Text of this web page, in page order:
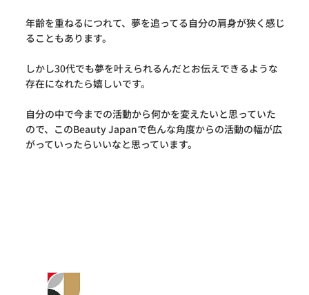
年齢を重ねるにつれて、夢を追ってる自分の肩身が狭く感じ
ることもあります。
しかし30代でも夢を叶えられるんだとお伝えできるような
存在になれたら嬉しいです。
自分の中で今までの活動から何かを変えたいと思っていた
ので、このBeauty Japanで色んな角度からの活動の幅が広
がっていったらいいなと思っています。